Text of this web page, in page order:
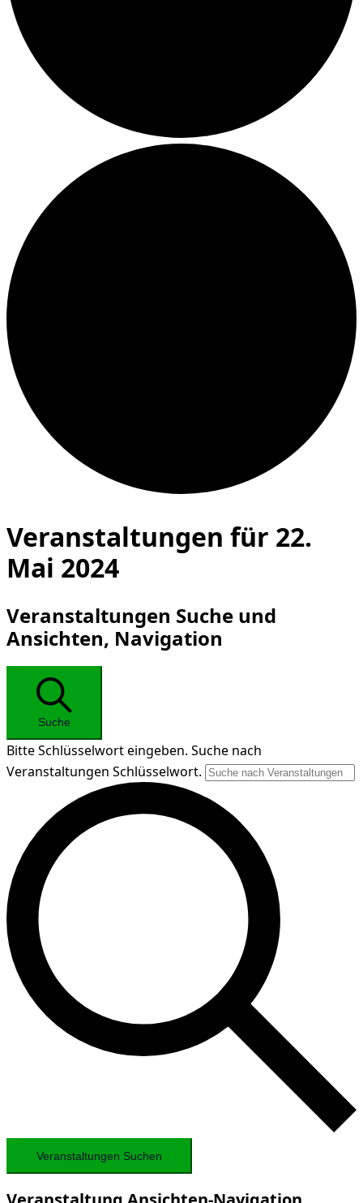
Veranstaltungen für 22.
Mai 2024
Veranstaltungen Suche und
Ansichten, Navigation
Suche
Bitte Schlüsselwort eingeben. Suche nach
Veranstaltungen Schlüsselwort.
Veranstaltungen Suchen